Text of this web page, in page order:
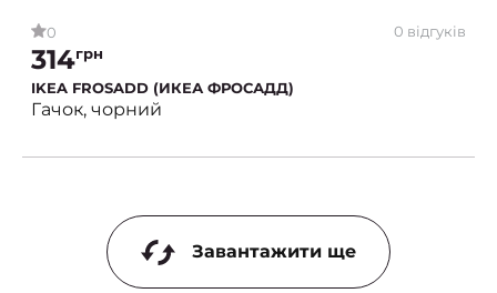
0 0 відгуків
314грн
IKEA FROSADD (ИКЕА ФРОСАДД)
Гачок, чорний
Завантажити ще